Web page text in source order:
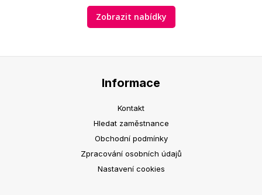
Zobrazit nabídky
Informace
Kontakt
Hledat zaměstnance
Obchodní podmínky
Zpracování osobních údajů
Nastavení cookies